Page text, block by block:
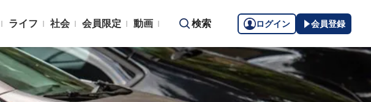
ライフ 社会 会員限定 動画 検索 ログイン 会員登録